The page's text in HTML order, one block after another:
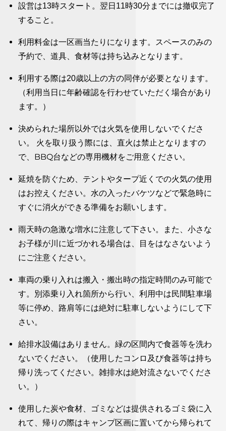
設営は13時スタート。翌日11時30分までには撤収完了
すること。
利用料金は一区画当たりになります。スペースのみの
予約で、道具、食材等は持ち込みとなります。
利用する際は20歳以上の方の同伴が必要となります。
（利用当日に年齢確認を行わせていただく場合があり
ます。）
決められた場所以外では火気を使用しないでくださ
い。 火を取り扱う際には、直火は禁止となりますの
で、BBQ台などの専用機材をご用意ください。
延焼を防ぐため、テントやタープ近くでの火気の使用
はお控えください。水の入ったバケツなどで緊急時に
すぐに消火ができる準備をお願いします。
雨天時の急激な増水に注意して下さい。また、小さな
お子様が川に近づかれる場合は、目をはなさないよう
にご注意ください。
車両の乗り入れは搬入・搬出時の指定時間のみ可能で
す。別添乗り入れ箇所から行い、利用中は民間駐車場
等に停め、路肩等には絶対に駐車しないようにして下
さい。
給排水設備はありません。緑の区間内で食器等を洗わ
ないでください。（使用したコンロ及び食器等は持ち
帰り洗ってください。雑排水は絶対流さないでくださ
い。）
使用した炭や食材、ゴミなどは提供されるゴミ袋に入
れて、帰りの際はキャンプ区画に置いてから帰られて